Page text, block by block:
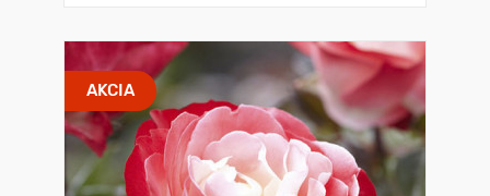
AKCIA